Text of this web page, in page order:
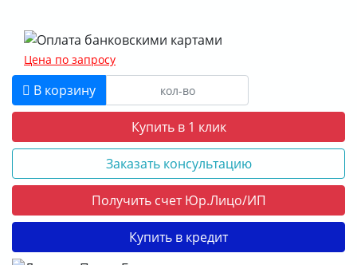
Цена по запросу
В корзину
Купить в 1 клик
Заказать консультацию
Получить счет Юр.Лицо/ИП
Купить в кредит